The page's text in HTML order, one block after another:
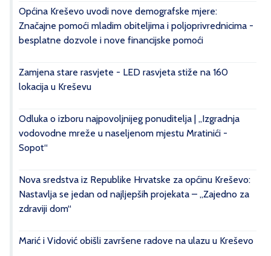
Općina Kreševo uvodi nove demografske mjere:
Značajne pomoći mladim obiteljima i poljoprivrednicima -
besplatne dozvole i nove financijske pomoći
Zamjena stare rasvjete - LED rasvjeta stiže na 160
lokacija u Kreševu
Odluka o izboru najpovoljnijeg ponuditelja | „Izgradnja
vodovodne mreže u naseljenom mjestu Mratinići -
Sopot“
Nova sredstva iz Republike Hrvatske za općinu Kreševo:
Nastavlja se jedan od najljepših projekata – „Zajedno za
zdraviji dom“
Marić i Vidović obišli završene radove na ulazu u Kreševo